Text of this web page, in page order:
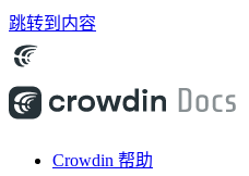
跳转到内容
Crowdin 帮助